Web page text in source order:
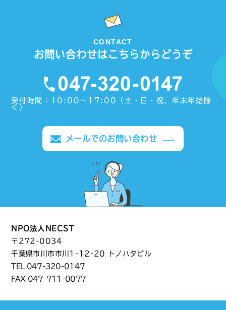
CONTACT
お問い合わせはこちらからどうぞ
受付時間：10:00〜17:00（土・日・祝、年末年始除
く）
メールでのお問い合わせ
NPO法人NECST
〒272-0034
千葉県市川市市川1-12-20 トノハタビル
TEL 047-320-0147
FAX 047-711-0077